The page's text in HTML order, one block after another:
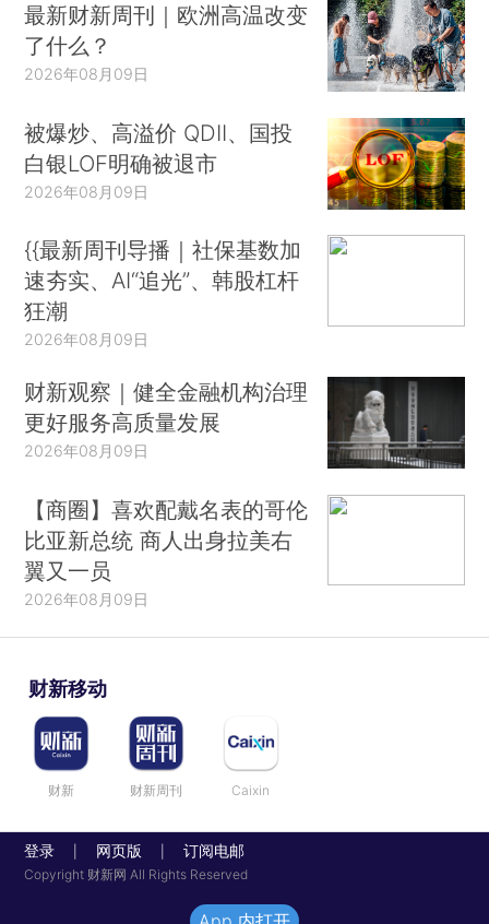
最新财新周刊｜欧洲高温改变
了什么？
2026年08月09日
被爆炒、高溢价 QDII、国投
白银LOF明确被退市
2026年08月09日
{{最新周刊导播｜社保基数加
速夯实、AI“追光”、韩股杠杆
狂潮
2026年08月09日
财新观察｜健全金融机构治理
更好服务高质量发展
2026年08月09日
【商圈】喜欢配戴名表的哥伦
比亚新总统 商人出身拉美右
翼又一员
2026年08月09日
财新移动
财新 财新周刊 Caixin
登录 网页版 订阅电邮
Copyright 财新网 All Rights Reserved